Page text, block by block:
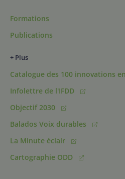
Formations
Publications
+ Plus
Catalogue des 100 innovations
Infolettre de l'IFDD
Objectif 2030
Balados Voix durables
La Minute éclair
Cartographie ODD